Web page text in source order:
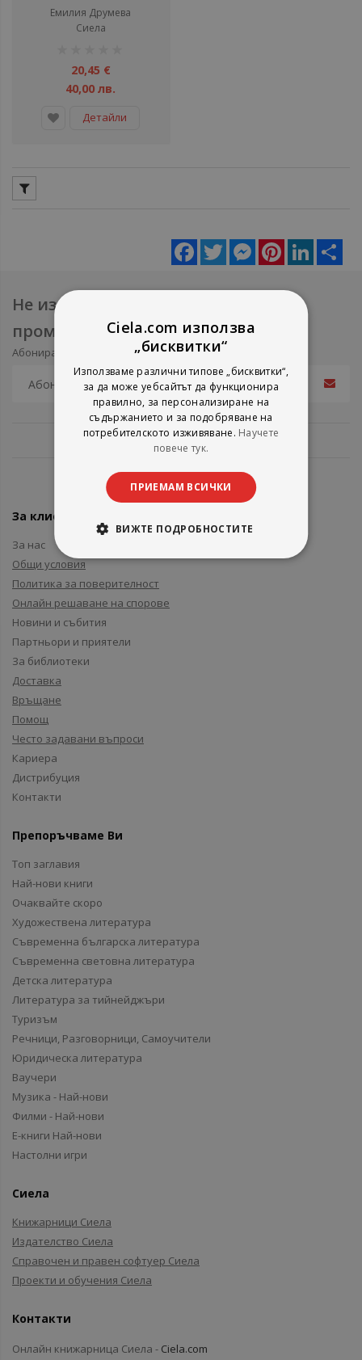
Емилия Друмева
Сиела
20,45 €
40,00 лв.
Детайли
Facebook
Twitter MessengerPinterestLinkedIn
Не изпускайте нови продукти и
промоции
Абонирайте се за нашия e-mail бюлетин
За клиенти
За нас
Общи условия
Политика за поверителност
Онлайн решаване на спорове
Новини и събития
Партньори и приятели
За библиотеки
Доставка
Връщане
Помощ
Често задавани въпроси
Кариера
Дистрибуция
Контакти
Препоръчваме Ви
Топ заглавия
Най-нови книги
Очаквайте скоро
Художествена литература
Съвременна българска литература
Съвременна световна литература
Детска литература
Литература за тийнейджъри
Туризъм
Речници, Разговорници, Самоучители
Юридическа литература
Ваучери
Музика - Най-нови
Филми - Най-нови
Е-книги Най-нови
Настолни игри
Сиела
Книжарници Сиела
Издателство Сиела
Справочен и правен софтуер Сиела
Проекти и обучения Сиела
Контакти
Онлайн книжарница Сиела - Ciela.com
Ciela.com използва
„бисквитки“
Използваме различни типове „бисквитки“,
за да може уебсайтът да функционира
правилно, за персонализиране на
съдържанието и за подобряване на
потребителското изживяване. Научете
повече тук.
ПРИЕМАМ ВСИЧКИ
ВИЖТЕ ПОДРОБНОСТИТЕ